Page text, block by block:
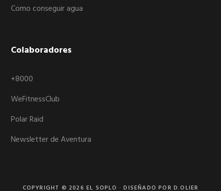
Como conseguir agua
Colaboradores
+8000
WeFitnessClub
Polar Raid
Newsletter de Aventura
COPYRIGHT © 2026EL SOPLO · DISEÑADO POR D.OLIER